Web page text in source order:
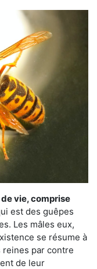
vie, comprise
est des guêpes
Les mâles eux,
se résume à
par contre
de leur